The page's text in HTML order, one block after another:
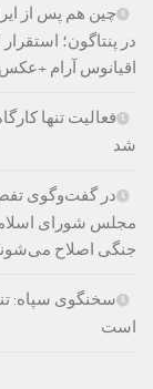
چین هم پس از
اقیانوس آرام +عکس
فعالیت تنها
شد
در گفت‌وگوی
جنگی اصلاح
سخنگوی سپاه:
است